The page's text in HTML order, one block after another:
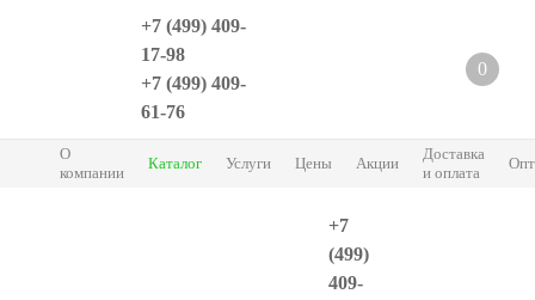
+7 (499) 409-
17-98
+7 (499) 409-
61-76
0
О
компании
Каталог Услуги Цены Акции
Доставка
и оплата
+7
(499)
409-